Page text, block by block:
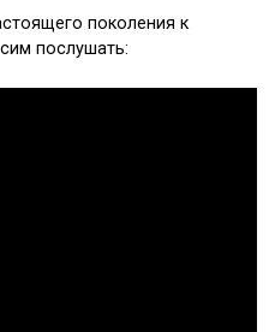
поколения к
послушать: